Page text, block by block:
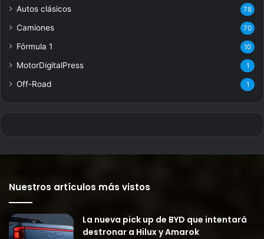
Autos clásicos 78
Camiones 70
Fórmula 1 10
MotorDigitalPress 1
Off-Road 1
Nuestros artículos más vistos
La nueva pick up de BYD que intentará
destronar a Hilux y Amarok